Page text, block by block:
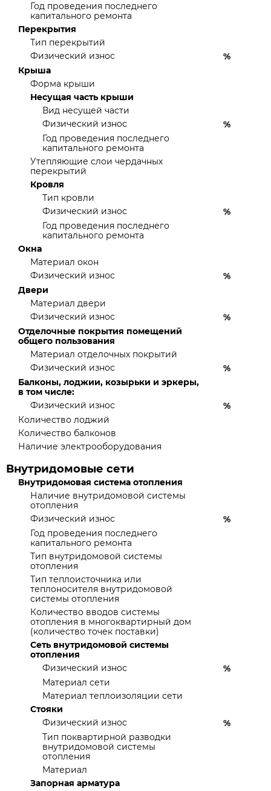
Год проведения последнего
капитального ремонта
Перекрытия
Тип перекрытий
Физический износ
%
Крыша
Форма крыши
Несущая часть крыши
Вид несущей части
Физический износ
%
Год проведения последнего
капитального ремонта
Утепляющие слои чердачных
перекрытий
Кровля
Тип кровли
Физический износ
%
Год проведения последнего
капитального ремонта
Окна
Материал окон
Физический износ
%
Двери
Материал двери
Физический износ
%
Отделочные покрытия помещений
общего пользования
Материал отделочных покрытий
Физический износ
%
Балконы, лоджии, козырьки и эркеры,
в том числе:
Физический износ
%
Количество лоджий
Количество балконов
Наличие электрооборудования
Внутридомовые сети
Внутридомовая система отопления
Наличие внутридомовой системы
отопления
Физический износ
%
Год проведения последнего
капитального ремонта
Тип внутридомовой системы
отопления
Тип теплоисточника или
теплоносителя внутридомовой
системы отопления
Количество вводов системы
отопления в многоквартирный дом
(количество точек поставки)
Сеть внутридомовой системы
отопления
Физический износ
%
Материал сети
Материал теплоизоляции сети
Стояки
Физический износ
%
Тип поквартирной разводки
внутридомовой системы
отопления
Материал
Запорная арматура